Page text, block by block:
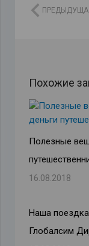
Похожие
Полезные
16.08.2018
Наша
Глобалсим